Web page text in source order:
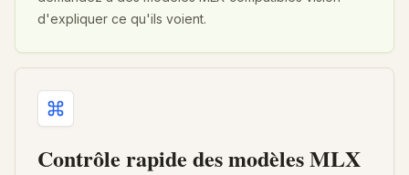
d'expliquer ce qu'ils voient.
Contrôle rapide des modèles MLX